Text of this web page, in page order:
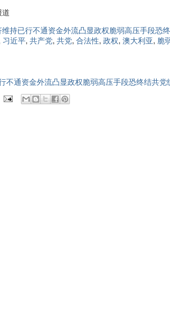
道
持已行不通资金外流凸显政权脆弱高压手段恐
习近平, 共产党, 共党, 合法性, 政权, 澳大利亚, 脆
不通资金外流凸显政权脆弱高压手段恐终结共党